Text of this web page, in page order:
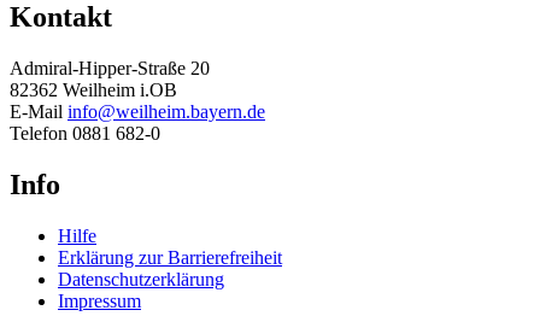
Kontakt
Admiral-Hipper-Straße 20
82362 Weilheim i.OB
E-Mail info@weilheim.bayern.de
Telefon 0881 682-0
Info
Hilfe
Erklärung zur Barrierefreiheit
Datenschutzerklärung
Impressum